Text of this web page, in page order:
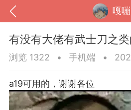
嘎嘣
有没有大佬有武士刀之
浏览 1322 • 手机端 •
a19可用的，谢谢各位